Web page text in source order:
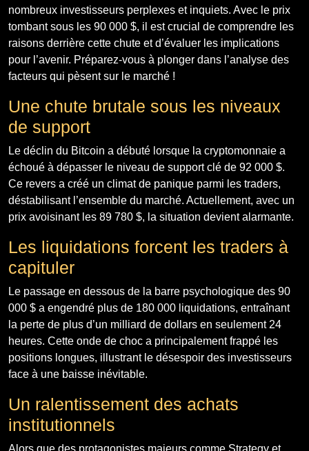
nombreux investisseurs perplexes et inquiets. Avec le prix
tombant sous les 90 000 $, il est crucial de comprendre les
raisons derrière cette chute et d’évaluer les implications
pour l’avenir. Préparez-vous à plonger dans l’analyse des
facteurs qui pèsent sur le marché !
Une chute brutale sous les niveaux
de support
Le déclin du Bitcoin a débuté lorsque la cryptomonnaie a
échoué à dépasser le niveau de support clé de 92 000 $.
Ce revers a créé un climat de panique parmi les traders,
déstabilisant l’ensemble du marché. Actuellement, avec un
prix avoisinant les 89 780 $, la situation devient alarmante.
Les liquidations forcent les traders à
capituler
Le passage en dessous de la barre psychologique des 90
000 $ a engendré plus de 180 000 liquidations, entraînant
la perte de plus d’un milliard de dollars en seulement 24
heures. Cette onde de choc a principalement frappé les
positions longues, illustrant le désespoir des investisseurs
face à une baisse inévitable.
Un ralentissement des achats
institutionnels
Alors que des protagonistes majeurs comme Strategy et